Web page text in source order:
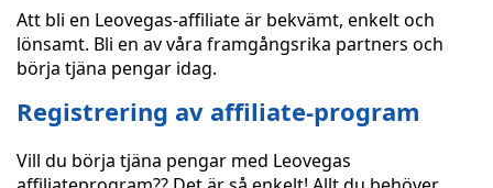
Att bli en Leovegas-affiliate är bekvämt, enkelt och
lönsamt. Bli en av våra framgångsrika partners och
börja tjäna pengar idag.
Registrering av affiliate-program
Vill du börja tjäna pengar med Leovegas